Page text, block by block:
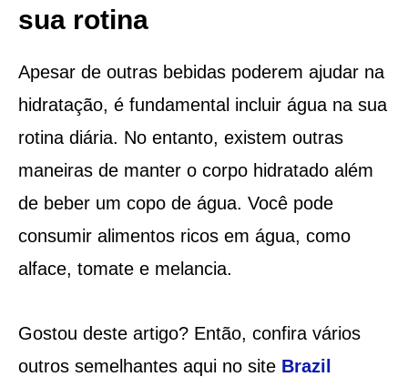
sua rotina
Apesar de outras bebidas poderem ajudar na
hidratação, é fundamental incluir água na sua
rotina diária. No entanto, existem outras
maneiras de manter o corpo hidratado além
de beber um copo de água. Você pode
consumir alimentos ricos em água, como
alface, tomate e melancia.
Gostou deste artigo? Então, confira vários
outros semelhantes aqui no site Brazil